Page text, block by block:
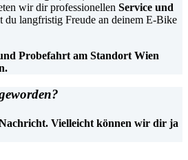
wir dir professionellen Service und
du langfristig Freude an deinem E-Bike
Probefahrt am Standort Wien
Vielleicht können wir dir ja